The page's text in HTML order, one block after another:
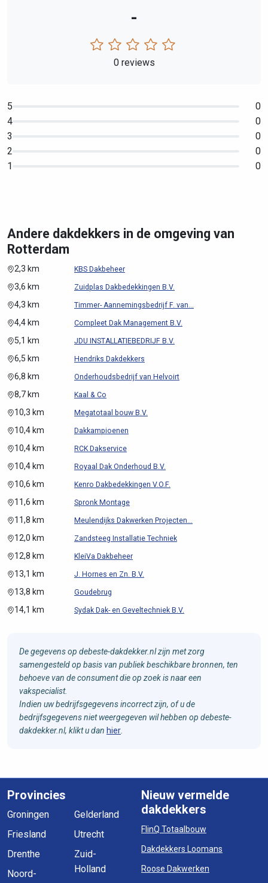
-
0 reviews
5
0
4
0
3
0
2
0
1
0
Andere dakdekkers in de omgeving van
Rotterdam
2,3 km KBS Dakbeheer
3,6 km Zuidplas Dakbedekkingen B.V.
4,3 km Timmer- Aannemingsbedrijf F. van...
4,4 km Compleet Dak Management B.V.
5,1 km JDU INSTALLATIEBEDRIJF B.V.
6,5 km Hendriks Dakdekkers
6,8 km Onderhoudsbedrijf van Helvoirt
8,7 km Kaal & Co
10,3 km Megatotaal bouw B.V.
10,4 km Dakkampioenen
10,4 km RCK Dakservice
10,4 km Royaal Dak Onderhoud B.V.
10,6 km Kenro Dakbedekkingen V.O.F.
11,6 km Spronk Montage
11,8 km Meulendijks Dakwerken Projecten...
12,0 km Zandsteeg Installatie Techniek
12,8 km KleiVa Dakbeheer
13,1 km J. Hornes en Zn. B.V.
13,8 km Goudebrug
14,1 km Sydak Dak- en Geveltechniek B.V.
De gegevens op debeste-dakdekker.nl zijn met zorg
samengesteld op basis van publiek beschikbare bronnen, ten
behoeve van de consument die op zoek is naar een
vakspecialist.
Indien uw bedrijfsgegevens incorrect zijn, of u de
bedrijfsgegevens niet weergegeven wil hebben op debeste-
dakdekker.nl, klikt u dan hier
Provincies
Groningen
Friesland
Drenthe
Noord-
Gelderland
Utrecht
Zuid-
Holland
Nieuw vermelde
dakdekkers
FlinQ Totaalbouw
Dakdekkers Loomans
Roose Dakwerken